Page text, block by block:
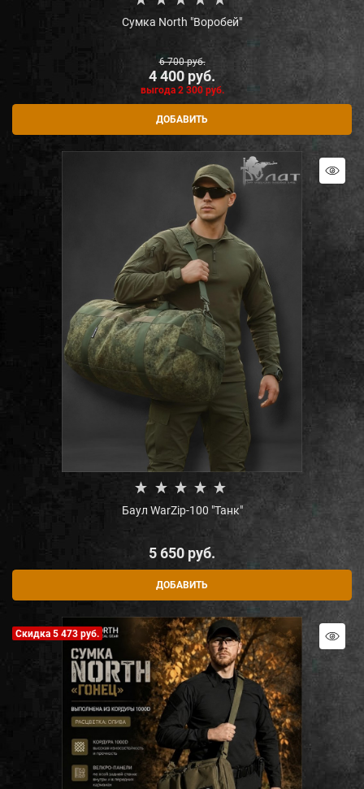
Сумка North "Воробей"
6 700 руб.
4 400 руб.
выгода 2 300 руб.
ДОБАВИТЬ
Баул WarZip-100 "Танк"
5 650 руб.
ДОБАВИТЬ
Скидка 5 473 руб.